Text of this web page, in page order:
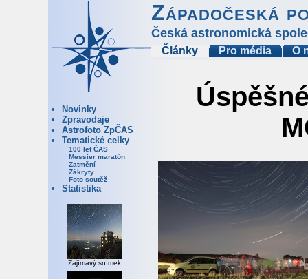
Západočeská
Česká astronomická
Články Pro média O
Novinky
Zpravodaje
Astrofoto ZpČAS
Tematické celky
100 let ČAS
Messier maratón
Zatmění
Zákryty
Foto soutěž
Statistika
Zajímavý snímek